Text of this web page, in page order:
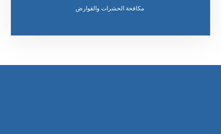
مكافحة الحشرات والقوارض